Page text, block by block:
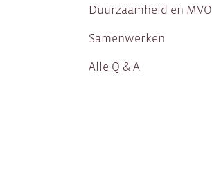
Duurzaamheid en MVO
Samenwerken
Alle Q & A